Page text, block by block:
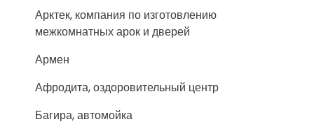
Арктек, компания по изготовлению
межкомнатных арок и дверей
Армен
Афродита, оздоровительный центр
Багира, автомойка